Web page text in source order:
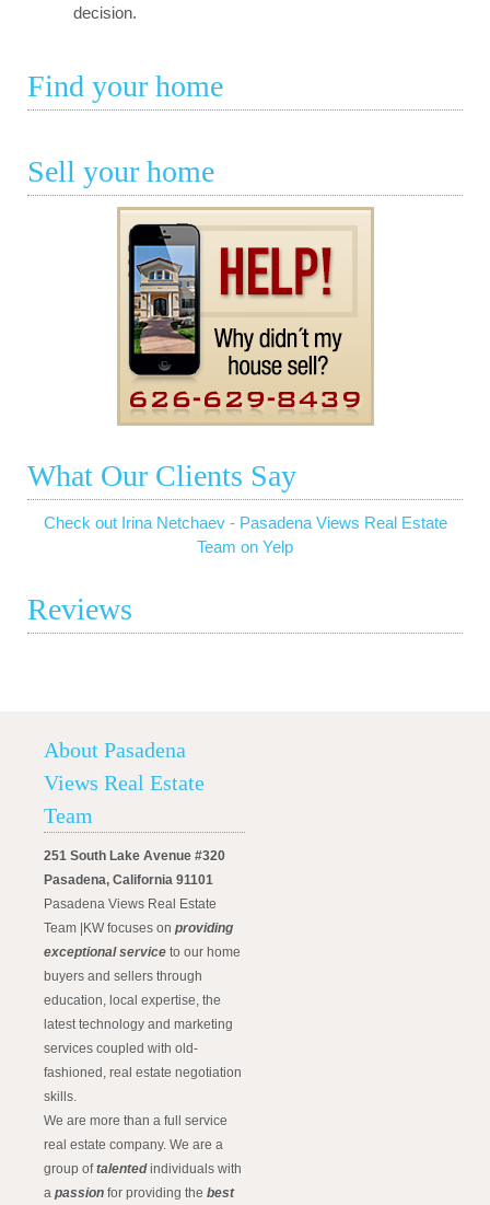
decision.
Find your home
Sell your home
What Our Clients Say
Check out Irina Netchaev - Pasadena Views Real Estate
Team on Yelp
Reviews
About Pasadena
Views Real Estate
Team
251 South Lake Avenue #320
Pasadena, California 91101
Pasadena Views Real Estate
Team |KW focuses on providing
exceptional service to our home
buyers and sellers through
education, local expertise, the
latest technology and marketing
services coupled with old-
fashioned, real estate negotiation
skills.
We are more than a full service
real estate company. We are a
group oftalentedindividuals with
a passion for providing the best